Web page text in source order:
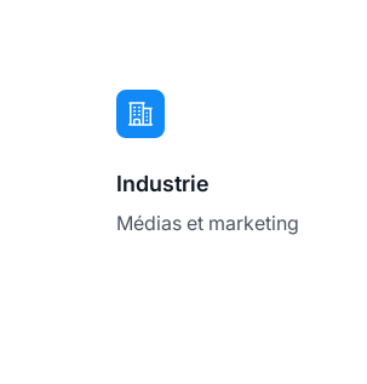
Industrie
Médias et marketing